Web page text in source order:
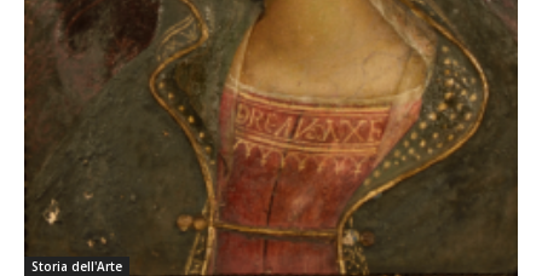
Storia dell'Arte